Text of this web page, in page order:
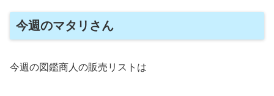
今週のマタリさん
今週の図鑑商人の販売リストは